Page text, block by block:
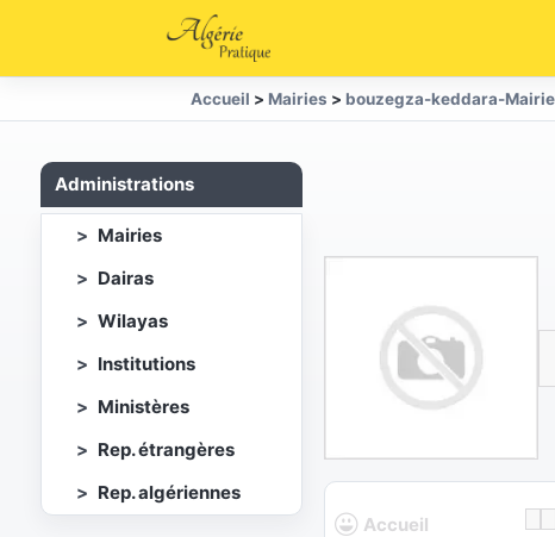
Accueil > Mairies > bouzegza-keddara-
Administrations
Mairies
Dairas
Wilayas
Institutions
Ministères
Rep. étrangères
Rep. algériennes
Accueil